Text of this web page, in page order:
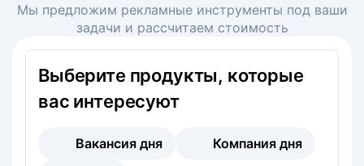
Мы предложим рекламные инструменты под ваши
задачи и рассчитаем стоимость
Выберите продукты, которые
вас интересуют
Вакансия дня
Компания дня